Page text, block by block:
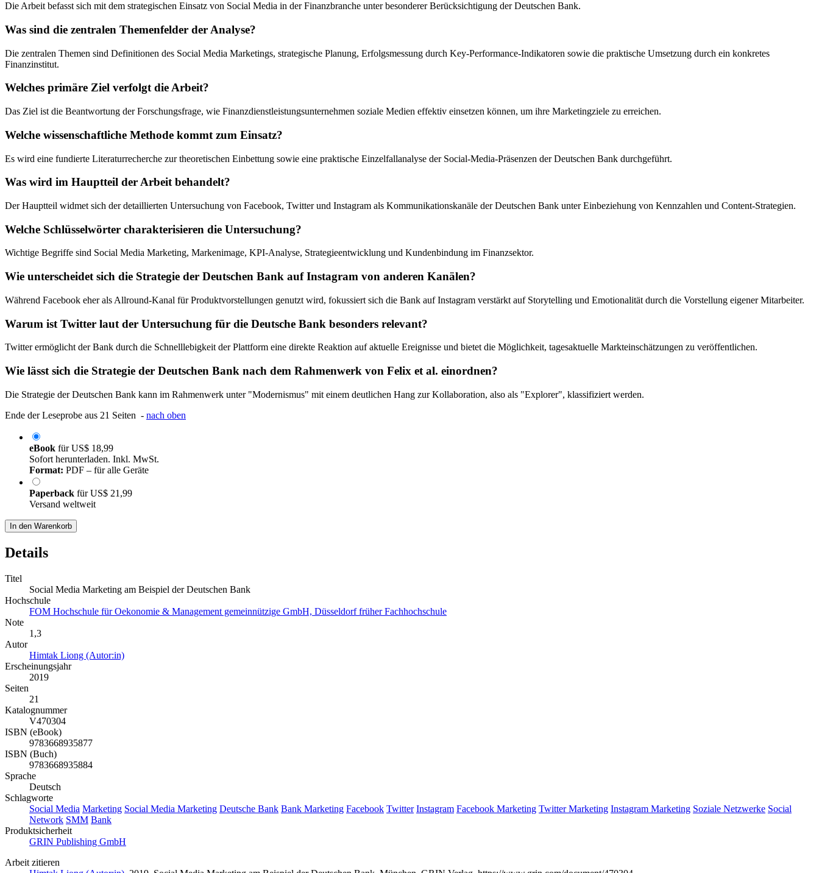
Die Arbeit befasst sich mit dem strategischen Einsatz von Social Media in der Finanzbranche unter besonderer Berücksichtigung der Deutschen Bank.
Was sind die zentralen Themenfelder der Analyse?
Die zentralen Themen sind Definitionen des Social Media Marketings, strategische Planung, Erfolgsmessung durch Key-Performance-Indikatoren sowie die praktische Umsetzung durch ein konkretes
Finanzinstitut.
Welches primäre Ziel verfolgt die Arbeit?
Das Ziel ist die Beantwortung der Forschungsfrage, wie Finanzdienstleistungsunternehmen soziale Medien effektiv einsetzen können, um ihre Marketingziele zu erreichen.
Welche wissenschaftliche Methode kommt zum Einsatz?
Es wird eine fundierte Literaturrecherche zur theoretischen Einbettung sowie eine praktische Einzelfallanalyse der Social-Media-Präsenzen der Deutschen Bank durchgeführt.
Was wird im Hauptteil der Arbeit behandelt?
Der Hauptteil widmet sich der detaillierten Untersuchung von Facebook, Twitter und Instagram als Kommunikationskanäle der Deutschen Bank unter Einbeziehung von Kennzahlen und Content-Strategien.
Welche Schlüsselwörter charakterisieren die Untersuchung?
Wichtige Begriffe sind Social Media Marketing, Markenimage, KPI-Analyse, Strategieentwicklung und Kundenbindung im Finanzsektor.
Wie unterscheidet sich die Strategie der Deutschen Bank auf Instagram von anderen Kanälen?
Während Facebook eher als Allround-Kanal für Produktvorstellungen genutzt wird, fokussiert sich die Bank auf Instagram verstärkt auf Storytelling und Emotionalität durch die Vorstellung eigener Mitarbeiter.
Warum ist Twitter laut der Untersuchung für die Deutsche Bank besonders relevant?
Twitter ermöglicht der Bank durch die Schnelllebigkeit der Plattform eine direkte Reaktion auf aktuelle Ereignisse und bietet die Möglichkeit, tagesaktuelle Markteinschätzungen zu veröffentlichen.
Wie lässt sich die Strategie der Deutschen Bank nach dem Rahmenwerk von Felix et al. einordnen?
Die Strategie der Deutschen Bank kann im Rahmenwerk unter "Modernismus" mit einem deutlichen Hang zur Kollaboration, also als "Explorer", klassifiziert werden.
Ende der Leseprobe aus 21 Seiten - nach oben
eBook fürUS$ 18,99
Sofort herunterladen. Inkl. MwSt.
Format: PDF – für alle Geräte
Paperback fürUS$ 21,99
Versand weltweit
In den Warenkorb
Details
Titel
Social Media Marketing am Beispiel der Deutschen Bank
Hochschule
FOM Hochschule für Oekonomie & Management gemeinnützige GmbH, Düsseldorf früher Fachhochschule
Note
1,3
Autor
Himtak Liong (Autor:in)
Erscheinungsjahr
2019
Seiten
21
Katalognummer
V470304
ISBN (eBook)
9783668935877
ISBN (Buch)
9783668935884
Sprache
Deutsch
Schlagworte
Social Media Marketing Social Media Marketing Deutsche Bank Bank Marketing Facebook Twitter Instagram Facebook Marketing Twitter Marketing Instagram Marketing Soziale Netzwerke Social
Network SMM Bank
Produktsicherheit
GRIN Publishing GmbH
Arbeit zitieren